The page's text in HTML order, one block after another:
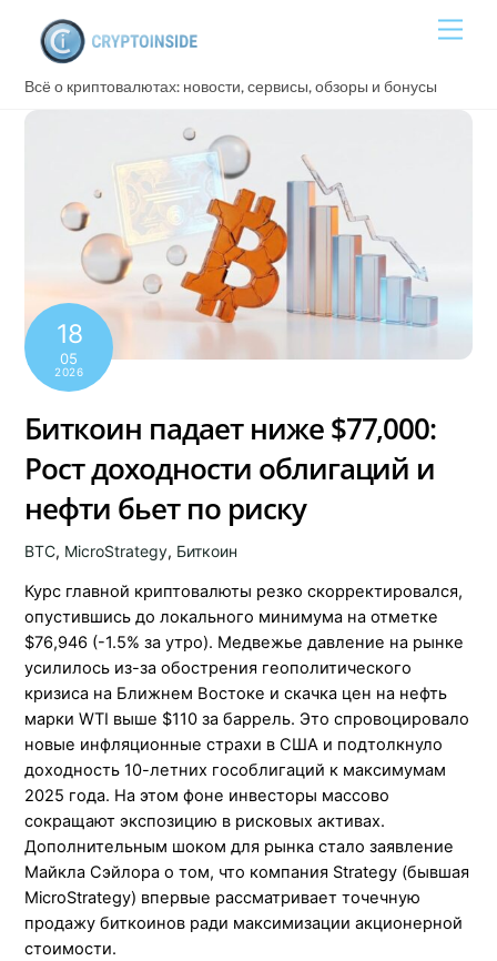
content
Всё о криптовалютах: новости, сервисы, обзоры и бонусы
18
05
2026
Биткоин падает ниже $77,000:
Рост доходности облигаций и
нефти бьет по риску
BTC, MicroStrategy, Биткоин
Курс главной криптовалюты резко скорректировался,
опустившись до локального минимума на отметке
$76,946 (-1.5% за утро). Медвежье давление на рынке
усилилось из-за обострения геополитического
кризиса на Ближнем Востоке и скачка цен на нефть
марки WTI выше $110 за баррель. Это спровоцировало
новые инфляционные страхи в США и подтолкнуло
доходность 10-летних гособлигаций к максимумам
2025 года. На этом фоне инвесторы массово
сокращают экспозицию в рисковых активах.
Дополнительным шоком для рынка стало заявление
Майкла Сэйлора о том, что компания Strategy (бывшая
MicroStrategy) впервые рассматривает точечную
продажу биткоинов ради максимизации акционерной
стоимости.